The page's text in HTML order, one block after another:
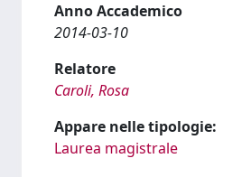
Anno Accademico
2014-03-10
Relatore
Caroli, Rosa
Appare nelle tipologie:
Laurea magistrale